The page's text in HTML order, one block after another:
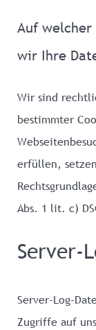
Auf welcher
wir Ihre
Wir sind
bestimmter
erfüllen,
Abs. 1 lit. c)
Server-
Server-Log-
Zugriffe auf